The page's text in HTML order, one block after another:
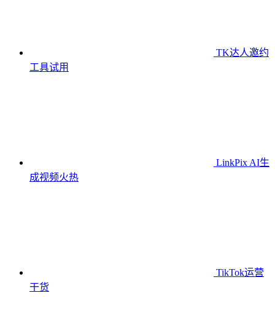
TK达人邀约
工具试用
LinkPix AI生
成视频火热
TikTok运营
干货